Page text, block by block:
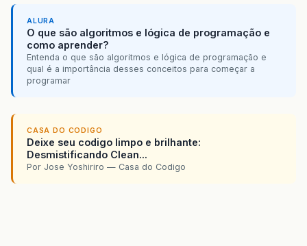
ALURA
O que são algoritmos e lógica de programação e
como aprender?
Entenda o que são algoritmos e lógica de programação e
qual é a importância desses conceitos para começar a
programar
CASA DO CODIGO
Deixe seu codigo limpo e brilhante:
Desmistificando Clean...
Por Jose Yoshiriro — Casa do Codigo